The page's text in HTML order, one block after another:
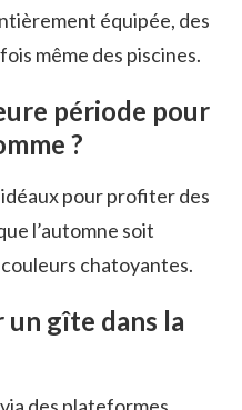
équipée, des
même des piscines.
période pour
?
pour profiter des
l’automne soit
chatoyantes.
gîte dans la
des plateformes